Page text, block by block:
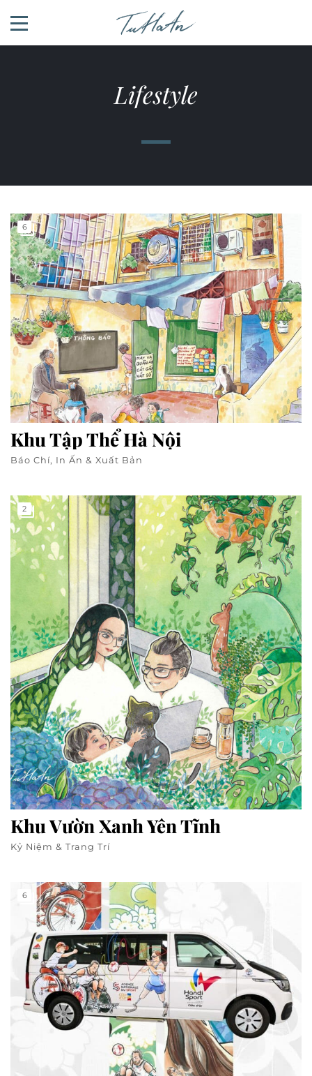
Lifestyle
6
Khu Tập Thể Hà Nội
Báo Chí, In Ấn & Xuất Bản
2
Khu Vườn Xanh Yên Tĩnh
Kỷ Niệm & Trang Trí
6